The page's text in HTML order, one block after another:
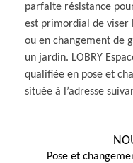
parfaite résistance
est primordial de viser
ou en changement de
un jardin. LOBRY
qualifiée en pose et
située à l’adresse
Pose et